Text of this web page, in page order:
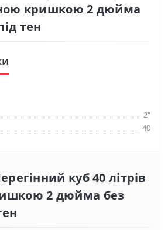
кришкою 2 дюйма
тен
2"
40
куб 40 літрів
2 дюйма без